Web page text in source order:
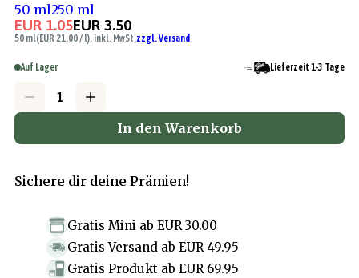
50 ml250 ml
EUR 1.05EUR 3.50
50 ml(EUR 21.00 / l), inkl. MwSt,zzgl. Versand
Auf Lager Lieferzeit 1-3 Tage
In den Warenkorb
Sichere dir deine Prämien!
Gratis Mini ab EUR 30.00
Gratis Versand ab EUR 49.95
Gratis Produkt ab EUR 69.95